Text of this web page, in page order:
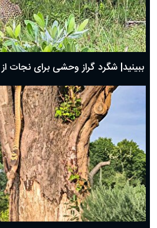
ببینید| شگرد گراز وحشی برای نجات